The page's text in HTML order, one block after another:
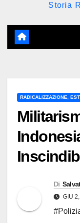
Storia
RADICALIZZAZIONE,
Di
GIU